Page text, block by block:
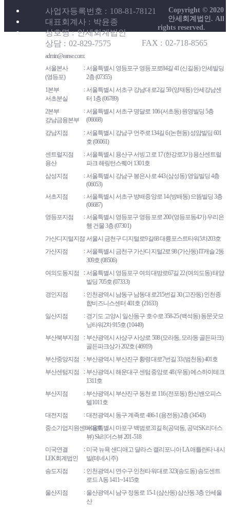
사업자등록번호
108-81-78121
대표회계사
박윤종
상호명
안세회계법인
상담
02-829-7575 FAX 02-718-8565
admin@eanse.com
서울본사
(영등포)
서울특별시 영등포구 영등포로84길 41 (신길동) 안세빌딩
2층 (07355)
1본부
서초분실
서울특별시 서초구 강남대로2길 59 (양재동) 안세강남센
터 1층 (06789)
2본부
강남금융본부
서울특별시 서초구 명달로 106 (서초동) 원영빌딩 5층
(06668)
강남지점
서울특별시 강남구 언주로134길 6 (논현동) 성암빌딩 601
호 (06061)
센트럴지점
용산
서울특별시 용산구 서빙고로 17 (한강로3가) 용산센트럴
파크 해링턴스퀘어 1301호
삼성지점
서울특별시 강남구 봉은사로 443 (삼성동) 영일빌딩 4층
(06053)
서초지점
서울특별시 서초구 방배중앙로 14 (방배동) 으뜸빌딩 3층
(06687)
영등포지점
서울특별시 영등포구 영등포로 200 (영등포동4가) 우리은
행 건물 3층 (07301)
가산디지털지점 서울시 금천구 디지털로9길68 대륭포스트타워5차203호
가산지점
서울특별시 금천구 가산디지털2로 98 (가산동) IT캐슬 2동
309호 (08506)
여의도동지점
서울특별시 영등포구 여의대방로67길 22 (여의도동) 태양
빌딩 705호 (07333)
경인지점
인천광역시 남동구 남동대로215번길 30 (고잔동) 인천종
합비즈니스센터 401호 (21633)
일산지점
경기도 고양시 일산동구 호수로 358-25 (백석동) 동문굿모
닝타워2차 915호 (10449)
부산북부지점
부산광역시 사상구 사상로 508 (모라동, 모라동 골든파크)
골든파크상가 202호 (46919)
부산중앙지점
부산광역시 부산진구 황령대로7번길 33 (범천동) 401호
부산센텀지점
부산광역시 해운대구 센텀중앙로 48 (우동) 에스하이테크
1311호
부산지점
부산광역시 부산진구 동천로 116 (전포동) 한신밴오피스
텔1011호
대전지점
대전광역시 동구 계족로 486-1 (용전동) 2층 (34543)
중소기업지원센타마포서울특별시 마포구 백범로31길 8 (공덕동, 공덕SK리더스
뷰) Sk리더스뷰 201-518
미국연결
LEK회계법인
미국 뉴욕 샌디애고 달라스 캘리포니아 LA 애틀란타 내시
빌(테네시주)
송도지점
인천광역시 연수구 인천타워대로 323(송도동) 송도센트
로드 A동 1411~1415호
울산지점
울산광역시 남구 정동로 15-1 (삼산동) 삼산동 3층 안세울
산
Copyright © 2020
안세회계법인. All
rights reserved.